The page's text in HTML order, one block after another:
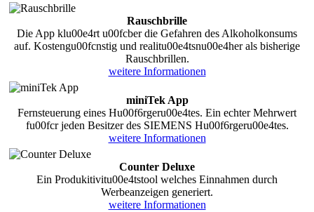
Rauschbrille
Die App klu00e4rt u00fcber die Gefahren des Alkoholkonsums
auf. Kostengu00fcnstig und realitu00e4tsnu00e4her als bisherige
Rauschbrillen.
weitere Informationen
miniTek App
Fernsteuerung eines Hu00f6rgeru00e4tes. Ein echter Mehrwert
fu00fcr jeden Besitzer des SIEMENS Hu00f6rgeru00e4tes.
weitere Informationen
Counter Deluxe
Ein Produkitivitu00e4tstool welches Einnahmen durch
Werbeanzeigen generiert.
weitere Informationen